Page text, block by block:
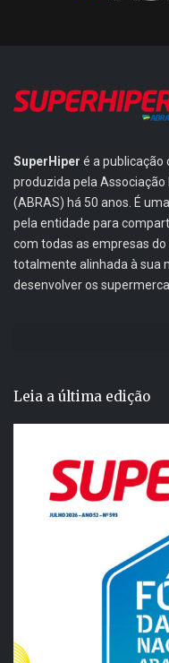
SuperHiper é a publicação
produzida pela
(ABRAS) há 50 anos. É
pela entidade para
com todas as empresas
totalmente alinhada à sua
desenvolver os
Leia a última edição